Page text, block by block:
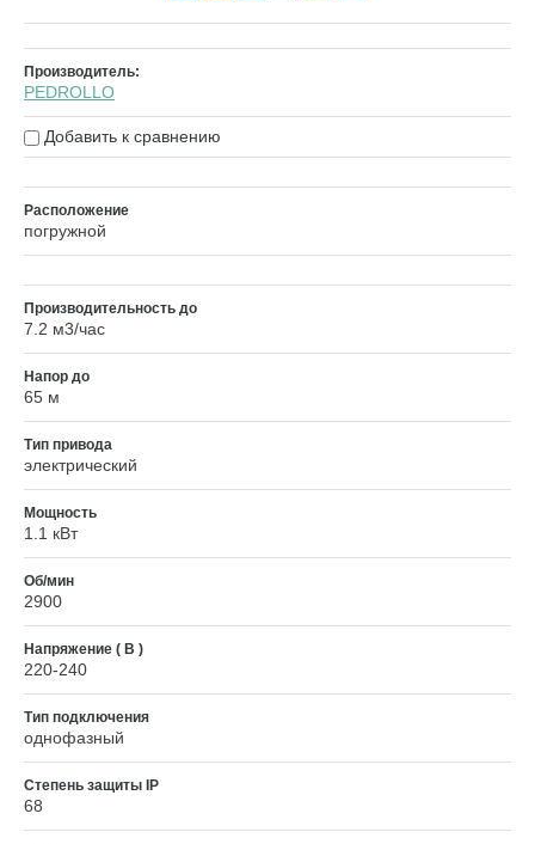
Производитель:
PEDROLLO
Добавить к сравнению
Расположение
погружной
Производительность до
7.2 м3/час
Напор до
65 м
Тип привода
электрический
Мощность
1.1 кВт
Об/мин
2900
Напряжение ( В )
220-240
Тип подключения
однофазный
Степень защиты IP
68